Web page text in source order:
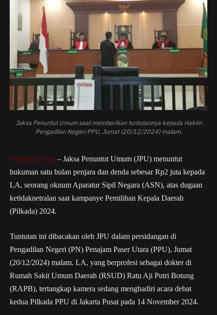
Jaksa Penuntut Umum saat memberikan tuntutannya kepada Hakim
Pengadilan Negeri PPU, Jumat (20/12/2024) malam.
Suarasrtra.com – Jaksa Penuntut Umum (JPU) menuntut
hukuman satu bulan penjara dan denda sebesar Rp2 juta kepada
LA, seorang oknum Aparatur Sipil Negara (ASN), atas dugaan
ketidaknetralan saat kampanye Pemilihan Kepala Daerah
(Pilkada) 2024.
Tuntutan ini dibacakan oleh JPU dalam persidangan di
Pengadilan Negeri (PN) Penajam Paser Utara (PPU), Jumat
(20/12/2024) malam. LA, yang berprofesi sebagai dokter di
Rumah Sakit Umum Daerah (RSUD) Ratu Aji Putri Botung
(RAPB), tertangkap kamera sedang menghadiri acara debat
kedua Pilkada PPU di Jakarta Pusat pada 14 November 2024.